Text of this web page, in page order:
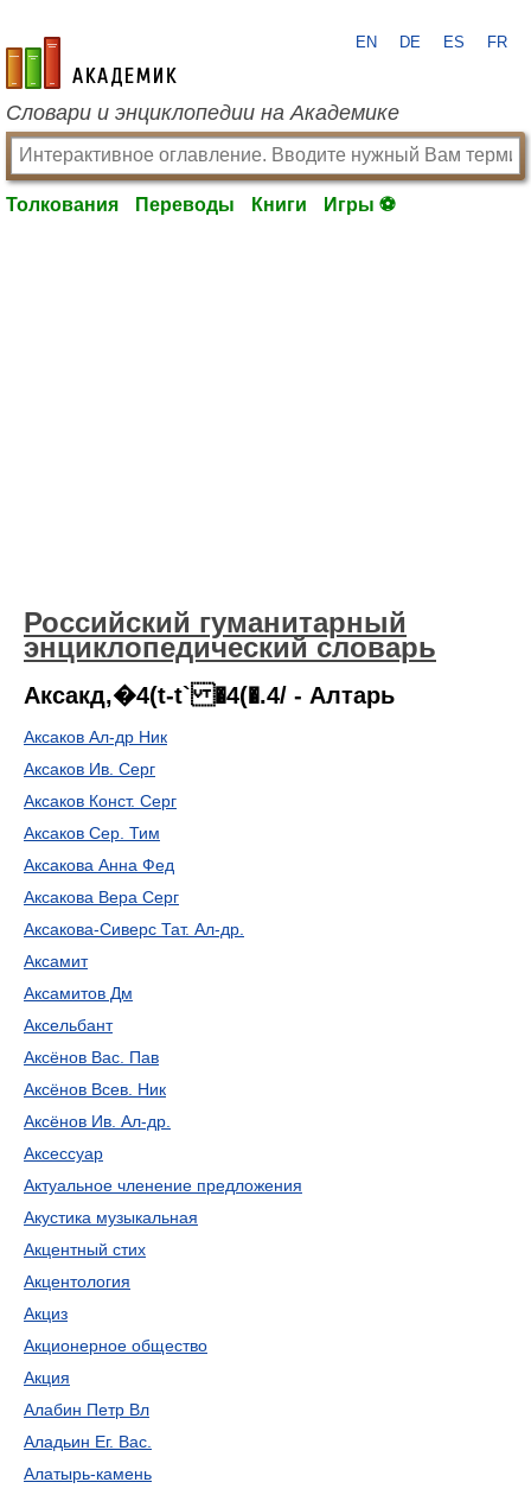
academic.ru
EN DE ES FR
Словари и энциклопедии на Академике
Толкования Переводы Книги Игры ⚽
Российский гуманитарный
энциклопедический словарь
Аксакд,�4(t-t` �4(�.4/ - Алтарь
Аксаков Ал-др Ник
Аксаков Ив. Серг
Аксаков Конст. Серг
Аксаков Сер. Тим
Аксакова Анна Фед
Аксакова Вера Серг
Аксакова-Сиверс Тат. Ал-др.
Аксамит
Аксамитов Дм
Аксельбант
Аксёнов Вас. Пав
Аксёнов Всев. Ник
Аксёнов Ив. Ал-др.
Аксессуар
Актуальное членение предложения
Акустика музыкальная
Акцентный стих
Акцентология
Акциз
Акционерное общество
Акция
Алабин Петр Вл
Аладьин Ег. Вас.
Алатырь-камень